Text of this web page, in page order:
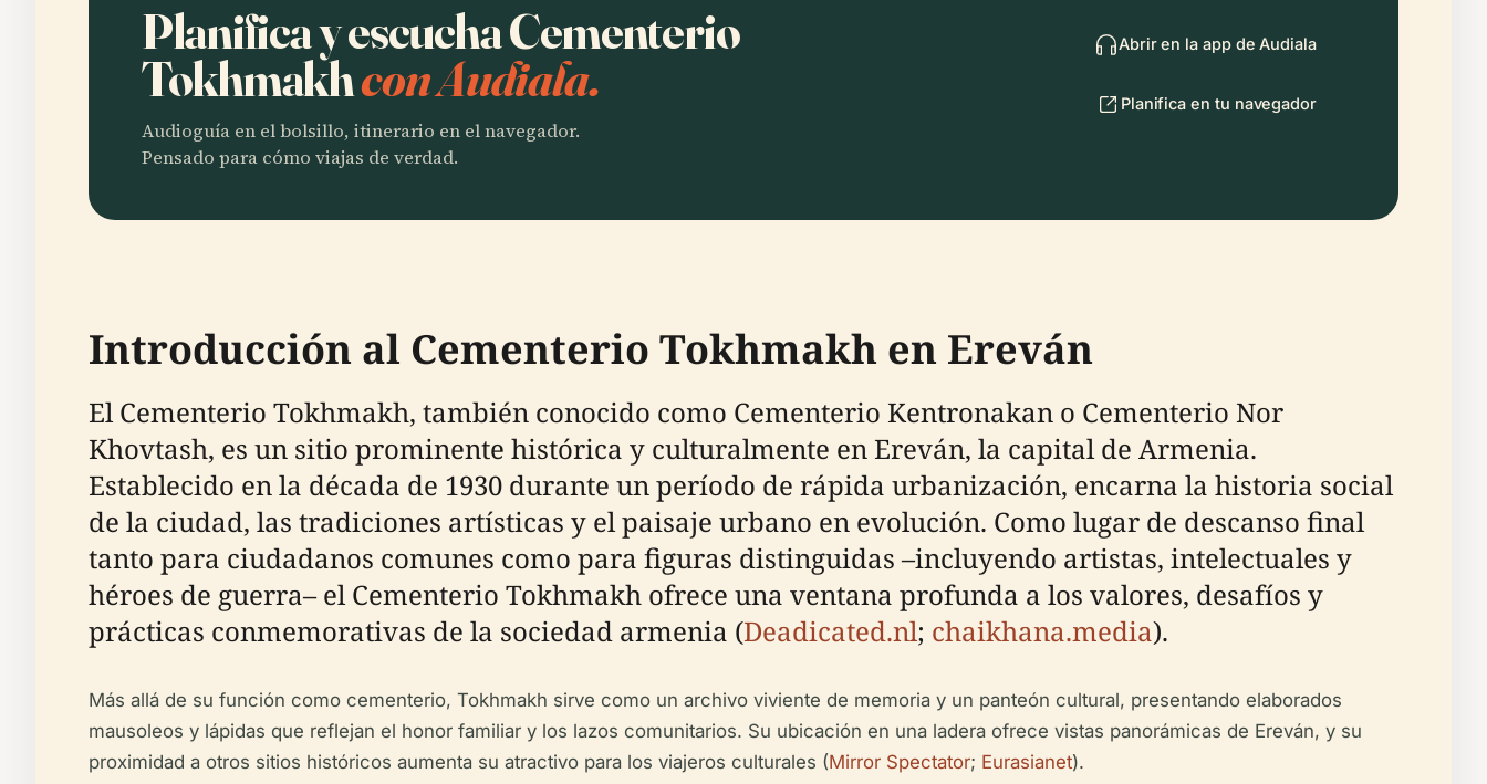
Planifica y escucha Cementerio
Tokhmakhcon Audiala.
Audioguía en el bolsillo, itinerario en el navegador.
Pensado para cómo viajas de verdad.
Abrir en la app de Audiala
Planifica en tu navegador
Introducción al Cementerio Tokhmakh en Ereván
El Cementerio Tokhmakh, también conocido como Cementerio Kentronakan o Cementerio Nor
Khovtash, es un sitio prominente histórica y culturalmente en Ereván, la capital de Armenia.
Establecido en la década de 1930 durante un período de rápida urbanización, encarna la historia social
de la ciudad, las tradiciones artísticas y el paisaje urbano en evolución. Como lugar de descanso final
tanto para ciudadanos comunes como para figuras distinguidas –incluyendo artistas, intelectuales y
héroes de guerra– el Cementerio Tokhmakh ofrece una ventana profunda a los valores, desafíos y
prácticas conmemorativas de la sociedad armenia (Deadicated.nl; chaikhana.media).
Más allá de su función como cementerio, Tokhmakh sirve como un archivo viviente de memoria y un panteón cultural, presentando elaborados
mausoleos y lápidas que reflejan el honor familiar y los lazos comunitarios. Su ubicación en una ladera ofrece vistas panorámicas de Ereván, y su
proximidad a otros sitios históricos aumenta su atractivo para los viajeros culturales (Mirror Spectator; Eurasianet).